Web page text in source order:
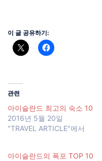
이 글 공유하기:
관련
아이슬란드 최고의 숙소 10
2016년 5월 20일
"TRAVEL ARTICLE"에서
아이슬란드의 폭포 TOP 10